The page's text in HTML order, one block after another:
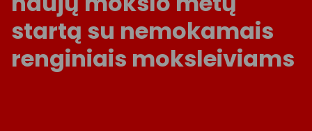
startą su nemokamais
renginiais moksleiviams